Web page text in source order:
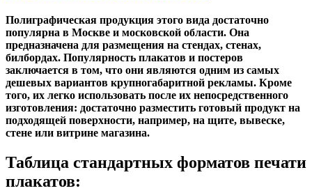
Полиграфическая продукция этого вида достаточно
популярна в Москве и московской области. Она
предназначена для размещения на стендах, стенах,
билбордах. Популярность плакатов и постеров
заключается в том, что они являются одним из самых
дешевых вариантов крупногабаритной рекламы. Кроме
того, их легко использовать после их непосредственного
изготовления: достаточно разместить готовый продукт на
подходящей поверхности, например, на щите, вывеске,
стене или витрине магазина.
Таблица стандартных форматов печати
плакатов: